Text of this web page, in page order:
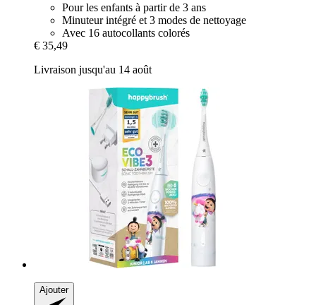
Pour les enfants à partir de 3 ans
Minuteur intégré et 3 modes de nettoyage
Avec 16 autocollants colorés
€ 35,49
Livraison jusqu'au 14 août
Ajouter